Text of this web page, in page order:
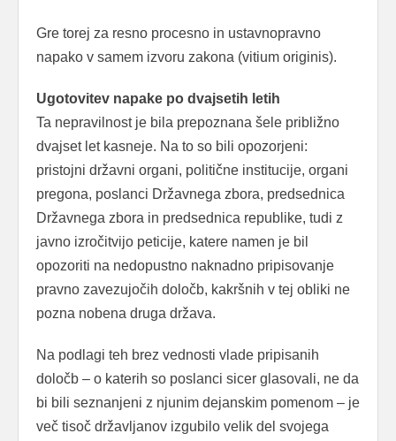
Gre torej za resno procesno in ustavnopravno
napako v samem izvoru zakona (vitium originis).
Ugotovitev napake po dvajsetih letih
Ta nepravilnost je bila prepoznana šele približno
dvajset let kasneje. Na to so bili opozorjeni:
pristojni državni organi, politične institucije, organi
pregona, poslanci Državnega zbora, predsednica
Državnega zbora in predsednica republike, tudi z
javno izročitvijo peticije, katere namen je bil
opozoriti na nedopustno naknadno pripisovanje
pravno zavezujočih določb, kakršnih v tej obliki ne
pozna nobena druga država.
Na podlagi teh brez vednosti vlade pripisanih
določb – o katerih so poslanci sicer glasovali, ne da
bi bili seznanjeni z njunim dejanskim pomenom – je
več tisoč državljanov izgubilo velik del svojega